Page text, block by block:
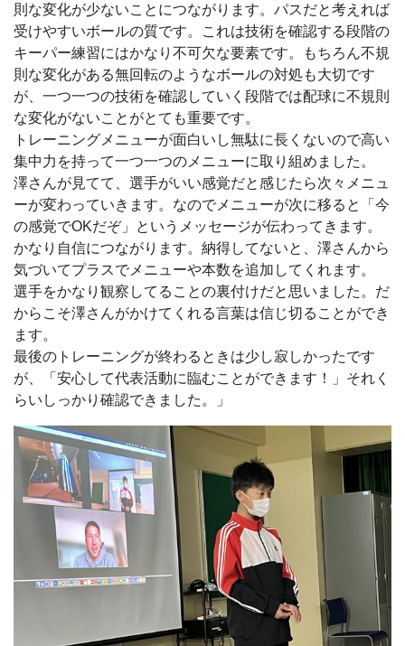
則な変化が少ないことにつながります。パスだと考えれば
受けやすいボールの質です。これは技術を確認する段階の
キーパー練習にはかなり不可欠な要素です。もちろん不規
則な変化がある無回転のようなボールの対処も大切です
が、一つ一つの技術を確認していく段階では配球に不規則
な変化がないことがとても重要です。
トレーニングメニューが面白いし無駄に長くないので高い
集中力を持って一つ一つのメニューに取り組めました。
澤さんが見てて、選手がいい感覚だと感じたら次々メニュ
ーが変わっていきます。なのでメニューが次に移ると「今
の感覚でOKだぞ」というメッセージが伝わってきます。
かなり自信につながります。納得してないと、澤さんから
気づいてプラスでメニューや本数を追加してくれます。
選手をかなり観察してることの裏付けだと思いました。だ
からこそ澤さんがかけてくれる言葉は信じ切ることができ
ます。
最後のトレーニングが終わるときは少し寂しかったです
が、「安心して代表活動に臨むことができます！」それく
らいしっかり確認できました。」